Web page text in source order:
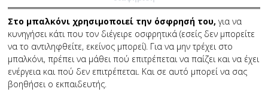
Στο μπαλκόνι χρησιμοποιεί την όσφρησή του, για να
κυνηγήσει κάτι που τον διέγειρε οσφρητικά (εσείς δεν μπορείτε
να το αντιληφθείτε, εκείνος μπορεί). Για να μην τρέχει στο
μπαλκόνι, πρέπει να μάθει πού επιτρέπεται να παίζει και να έχει
ενέργεια και πού δεν επιτρέπεται. Και σε αυτό μπορεί να σας
βοηθήσει ο εκπαιδευτής.